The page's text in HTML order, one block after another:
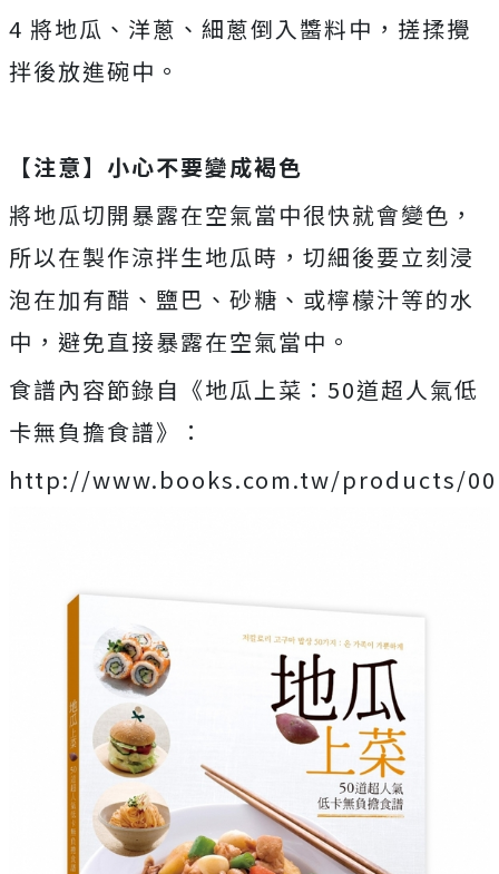
4 將地瓜、洋蔥、細蔥倒入醬料中，搓揉攪
拌後放進碗中。
【注意】小心不要變成褐色
將地瓜切開暴露在空氣當中很快就會變色，
所以在製作涼拌生地瓜時，切細後要立刻浸
泡在加有醋、鹽巴、砂糖、或檸檬汁等的水
中，避免直接暴露在空氣當中。
食譜內容節錄自《地瓜上菜：50道超人氣低
卡無負擔食譜》：
http://www.books.com.tw/products/